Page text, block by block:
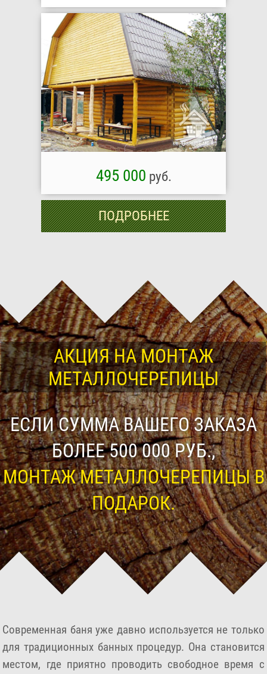
495 000 руб.
ПОДРОБНЕЕ
АКЦИЯ НА МОНТАЖ
МЕТАЛЛОЧЕРЕПИЦЫ
ЕСЛИ СУММА ВАШЕГО ЗАКАЗА
БОЛЕЕ 500 000 РУБ.,
МОНТАЖ МЕТАЛЛОЧЕРЕПИЦЫ В
ПОДАРОК.
Современная баня уже давно используется не только
для традиционных банных процедур. Она становится
местом, где приятно проводить свободное время с